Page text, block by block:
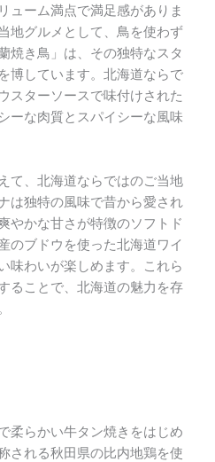
ューム満点で満足感がありま
地グルメとして、鳥を使わず
焼き鳥」は、その独特なスタ
博しています。北海道ならで
スターソースで味付けされた
ーな肉質とスパイシーな風味
て、北海道ならではのご当地
は独特の風味で昔から愛され
やかな甘さが特徴のソフトド
のブドウを使った北海道ワイ
味わいが楽しめます。これら
ることで、北海道の魅力を存
柔らかい牛タン焼きをはじめ
される秋田県の比内地鶏を使